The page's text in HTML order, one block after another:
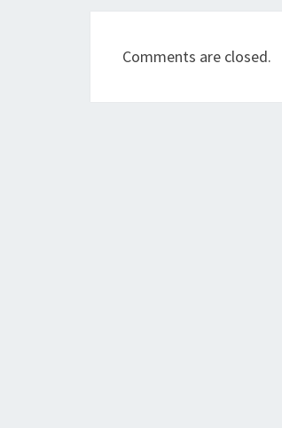
Comments are closed.